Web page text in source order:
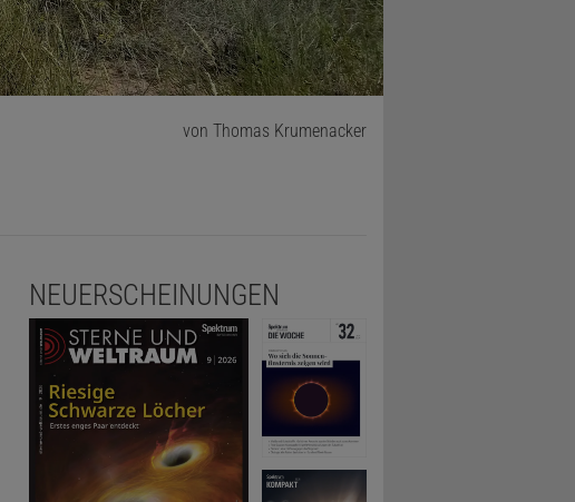
von Thomas Krumenacker
NEUERSCHEINUNGEN